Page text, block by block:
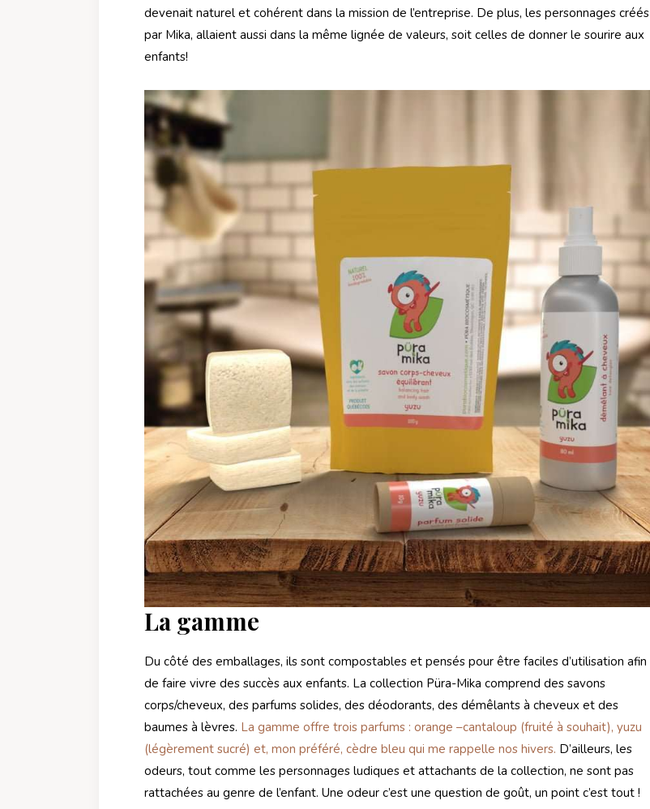
devenait naturel et cohérent dans la mission de l’entreprise. De plus, les personnages créés
par Mika, allaient aussi dans la même lignée de valeurs, soit celles de donner le sourire aux
enfants!
La gamme
Du côté des emballages, ils sont compostables et pensés pour être faciles d’utilisation afin
de faire vivre des succès aux enfants. La collection Püra-Mika comprend des savons
corps/cheveux, des parfums solides, des déodorants, des démêlants à cheveux et des
baumes à lèvres. La gamme offre trois parfums : orange –cantaloup (fruité à souhait), yuzu
(légèrement sucré) et, mon préféré, cèdre bleu qui me rappelle nos hivers. D’ailleurs, les
odeurs, tout comme les personnages ludiques et attachants de la collection, ne sont pas
rattachées au genre de l’enfant. Une odeur c’est une question de goût, un point c’est tout !